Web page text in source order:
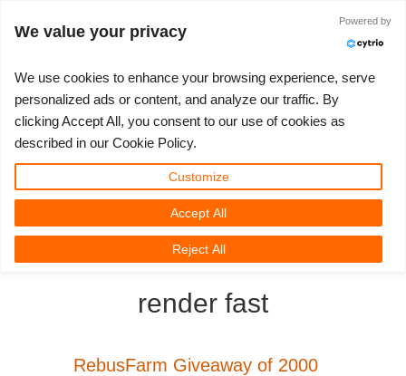
SUPPORT TICKET
Show Tickets
МОЙ REBUS
ControlCenter
Unlimited Render
3D ARTIST OF THE YEAR
2023
2021
КОНКУРСЫ
Creative 3D Lab. Challenge
Memories Challenge
Summer Vibes 3D Challenge
СООБЩЕСТВО
Блог
RebusArt
ПОДДЕРЖКА
Видео пособия
FAQ
ЦЕНЫ
Цены и скидки
Неограниченная аренда рендеринга
3D ПРОГРАММЫ
3ds Max
Maya
НАЧАТЬ
Краткое руководство
TeamManager
Войти
RebusFarm News
3D Community
3D Film News
render fast
RebusFarm Giveaway of 2000
We value your privacy
Powered by
We use cookies to enhance your browsing experience, serve
personalized ads or content, and analyze our traffic. By
clicking Accept All, you consent to our use of cookies as
described in our Cookie Policy.
Customize
Reject All
Accept All